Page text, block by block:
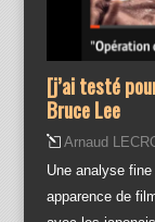
[j’ai testé
Bruce Lee
Arnaud
Une analyse
apparence de